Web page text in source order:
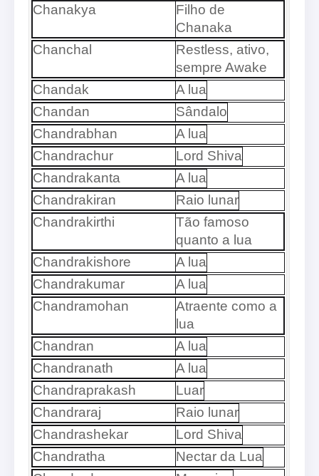
Chanakya
Filho de
Chanaka
Chanchal
Restless, ativo,
sempre Awake
Chandak
A lua
Chandan
Sândalo
Chandrabhan
A lua
Chandrachur
Lord Shiva
Chandrakanta
A lua
Chandrakiran
Raio lunar
Chandrakirthi
Tão famoso
quanto a lua
Chandrakishore
A lua
Chandrakumar
A lua
Chandramohan
Atraente como a
lua
Chandran
A lua
Chandranath
A lua
Chandraprakash
Luar
Chandraraj
Raio lunar
Chandrashekar
Lord Shiva
Chandratha
Nectar da Lua